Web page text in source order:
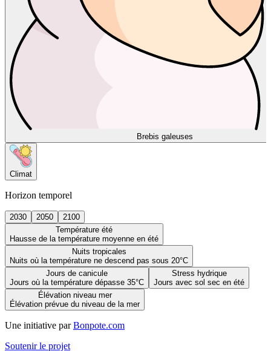
Brebis galeuses
Climat
Horizon temporel
2030 2050
2100
Température été
Hausse de la température moyenne en été
Nuits tropicales
Nuits où la température ne descend pas sous 20°C
Jours de canicule
Jours où la température dépasse 35°C
Stress hydrique
Jours avec sol sec en été
Élévation niveau mer
Élévation prévue du niveau de la mer
Une initiative par Bonpote.com
Soutenir le projet